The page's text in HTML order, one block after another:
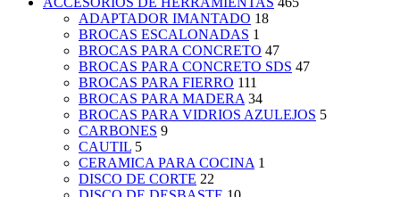
ADAPTADOR IMANTADO 18
BROCAS ESCALONADAS 1
BROCAS PARA CONCRETO 47
BROCAS PARA CONCRETO SDS 47
BROCAS PARA FIERRO 111
BROCAS PARA MADERA 34
BROCAS PARA VIDRIOS AZULEJOS 5
CARBONES 9
CAUTIL 5
CERAMICA PARA COCINA 1
DISCO DE CORTE 22